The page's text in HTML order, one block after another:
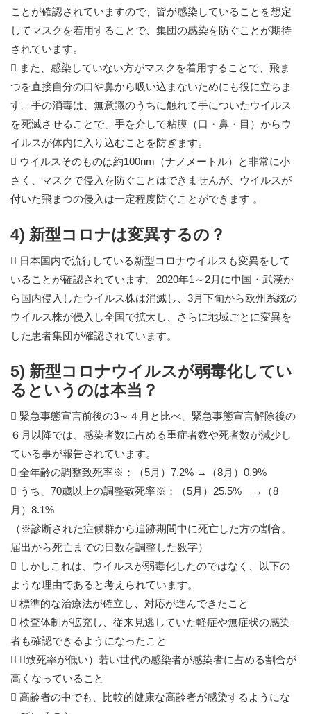
ことが確認されていますので、皆が感染していることを想定
してマスクを着用することで、集団の感染を防ぐことが期待
されています。
 また、感染していない方がマスクを着用することで、飛ま
つを直接自分の口や鼻から吸い込まないためにも役に立ちま
す。手の消毒は、無意識のうちに触れて手についたウイルス
を死滅させることで、手を介して粘膜（口・鼻・目）からウ
イルスが体内に入り込むことを防ぎます。
 ウイルスそのものは約100nm（ナノメートル）と非常に小
さく、マスクで侵入を防ぐことはできませんが、ウイルスが
付いた飛まつの侵入は一定程度防ぐことができます 。
4) 新型コロナは変異するの？
 日本国内で流行している新型コロナウイルスも変異をして
いることが確認されています。2020年1～2月に中国・武漢か
ら国内侵入したウイルス株は消滅し、3月下旬から欧州系統の
ウイルス株が侵入し全国で拡大し、さらに地域ごとに変異を
した患者集団が確認されています。
5) 新型コロナウイルスが弱毒化してい
るというのは本当？
 緊急事態宣言前後の3～４月と比べ、緊急事態宣言解除後の
６月以降では、感染者数に占める重症者数や死者数が減少し
ている事が報告されています。
 全年齢の調整致死率※：（5月）7.2% →（8月）0.9%
 うち、70歳以上の調整致死率※：（5月）25.5% →（8
月）8.1%
（※診断された症候群から追跡期間中に死亡した方の割合。
届出から死亡までの日数を調整した数字）
 しかしこれは、ウイルスが弱毒化したのではなく、以下の
ような理由であると考えられています。
 標準的な治療法が確立し、対応が進んできたこと
 検査体制が拡充し、従来見逃していた軽症や無症状の感染
者も確認できるようになったこと
 （致死率が低い）若い世代の感染者が感染者に占める割合が
高くなっていること
 高齢者の中でも、比較的健康な高齢者が感染するようにな